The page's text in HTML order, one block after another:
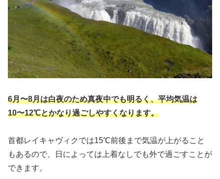
6月〜8月は白夜のため真夜中でも明るく、平均気温は
10〜12℃とかなり過ごしやすくなります。
首都レイキャヴィクでは15℃前後まで気温が上がること
もあるので、日によっては上着なしでも外で過ごすことが
できます。